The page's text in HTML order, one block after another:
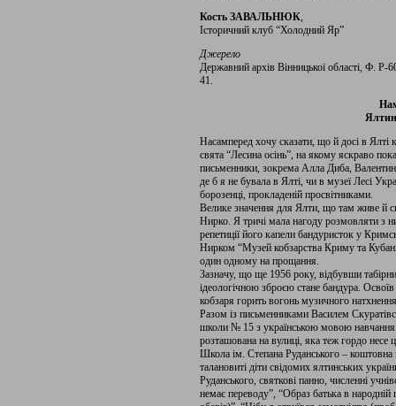
Кость ЗАВАЛЬНЮК,
Історичний клуб “Холодний Яр”
Джерело
Державний архів Вінницької області, Ф.
41.
Насамперед хочу сказати, що й досі в Ялті
свята “Лесина осінь”, на якому яскраво
письменники, зокрема Алла Диба,
де б я не бувала в Ялті, чи в музеї Лесі
борозенці, прокладеній просвітниками.
Велике значення для Ялти, що там живе й
Нирко. Я тричі мала нагоду розмовляти з
репетиції його капели бандуристок у
Нирком “Музей кобзарства Криму та
один одному на прощання.
Зазначу, що ще 1956 року, відбувши
ідеологічною зброєю стане бандура.
кобзаря горить вогонь музичного
Разом із письменниками Василем
школи № 15 з українською мовою
розташована на вулиці, яка теж гордо несе
Школа ім. Степана Руданського –
талановиті діти свідомих ялтинських
Руданського, святкові панно, численні
немає переводу”, “Образ батька в народній